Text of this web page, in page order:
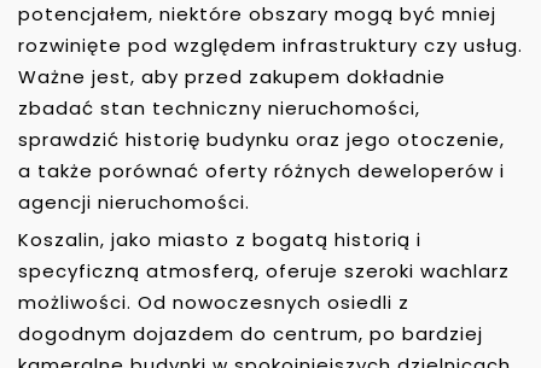
potencjałem, niektóre obszary mogą być mniej
rozwinięte pod względem infrastruktury czy usług.
Ważne jest, aby przed zakupem dokładnie
zbadać stan techniczny nieruchomości,
sprawdzić historię budynku oraz jego otoczenie,
a także porównać oferty różnych deweloperów i
agencji nieruchomości.
Koszalin, jako miasto z bogatą historią i
specyficzną atmosferą, oferuje szeroki wachlarz
możliwości. Od nowoczesnych osiedli z
dogodnym dojazdem do centrum, po bardziej